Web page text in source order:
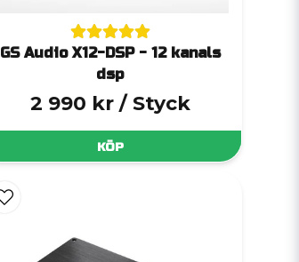
GS Audio X12-DSP - 12 kanals
dsp
2 990 kr / Styck
KÖP